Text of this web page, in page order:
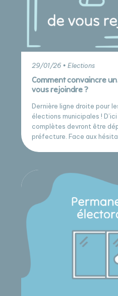
29/01/26 • Elections
Comment convaincre
vous rejoindre ?
Dernière ligne droite pour
élections municipales !
complètes devront être
préfecture. Face aux